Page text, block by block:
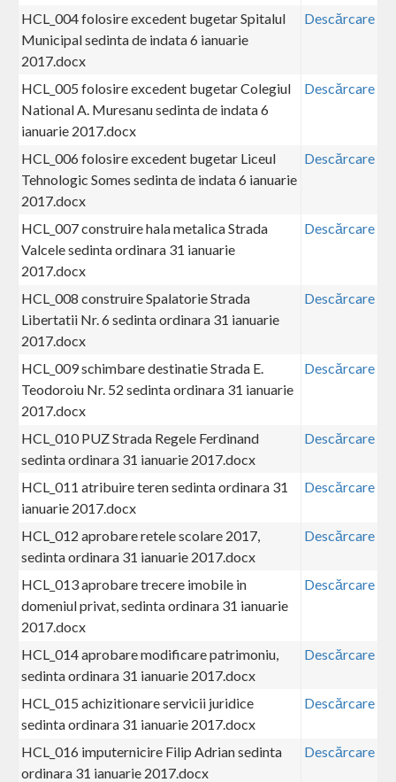
HCL_004 folosire excedent bugetar Spitalul
Municipal sedinta de indata 6 ianuarie
2017.docx
Descărcare
HCL_005 folosire excedent bugetar Colegiul
National A. Muresanu sedinta de indata 6
ianuarie 2017.docx
Descărcare
HCL_006 folosire excedent bugetar Liceul
Tehnologic Somes sedinta de indata 6 ianuarie
2017.docx
Descărcare
HCL_007 construire hala metalica Strada
Valcele sedinta ordinara 31 ianuarie
2017.docx
Descărcare
HCL_008 construire Spalatorie Strada
Libertatii Nr. 6 sedinta ordinara 31 ianuarie
2017.docx
Descărcare
HCL_009 schimbare destinatie Strada E.
Teodoroiu Nr. 52 sedinta ordinara 31 ianuarie
2017.docx
Descărcare
HCL_010 PUZ Strada Regele Ferdinand
sedinta ordinara 31 ianuarie 2017.docx
Descărcare
HCL_011 atribuire teren sedinta ordinara 31
ianuarie 2017.docx
Descărcare
HCL_012 aprobare retele scolare 2017,
sedinta ordinara 31 ianuarie 2017.docx
Descărcare
HCL_013 aprobare trecere imobile in
domeniul privat, sedinta ordinara 31 ianuarie
2017.docx
Descărcare
HCL_014 aprobare modificare patrimoniu,
sedinta ordinara 31 ianuarie 2017.docx
Descărcare
HCL_015 achizitionare servicii juridice
sedinta ordinara 31 ianuarie 2017.docx
Descărcare
HCL_016 imputernicire Filip Adrian sedinta
ordinara 31 ianuarie 2017.docx
Descărcare